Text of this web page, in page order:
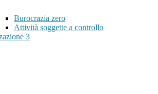
Burocrazia zero
Attività soggette a controllo
3